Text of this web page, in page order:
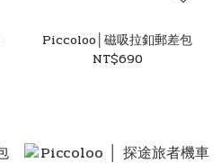
Piccoloo│磁吸拉釦郵差包
NT$690